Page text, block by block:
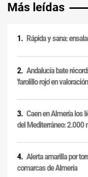
Más leídas
Rápida y sana:
Andalucía bate
'farolillo rojo' en
Caen en Almería los
del Mediterráneo: 2.000
Alerta amarilla por
comarcas de Almería